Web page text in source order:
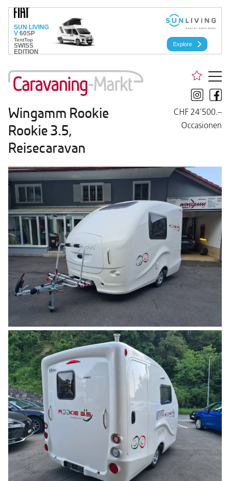
Wingamm Rookie
Rookie 3.5,
Reisecaravan
CHF 24'500.–
Occasionen